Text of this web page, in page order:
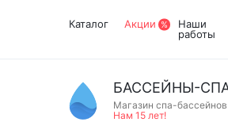
Каталог Акции
Наши
работы
БАССЕЙНЫ-
Магазин спа-
Нам 15 лет!